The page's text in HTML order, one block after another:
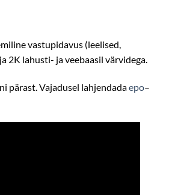
vastupidavus (leelised,
2K lahusti- ja veebaasil värvidega.
pärast. Vajadusel lahjendadaepo–